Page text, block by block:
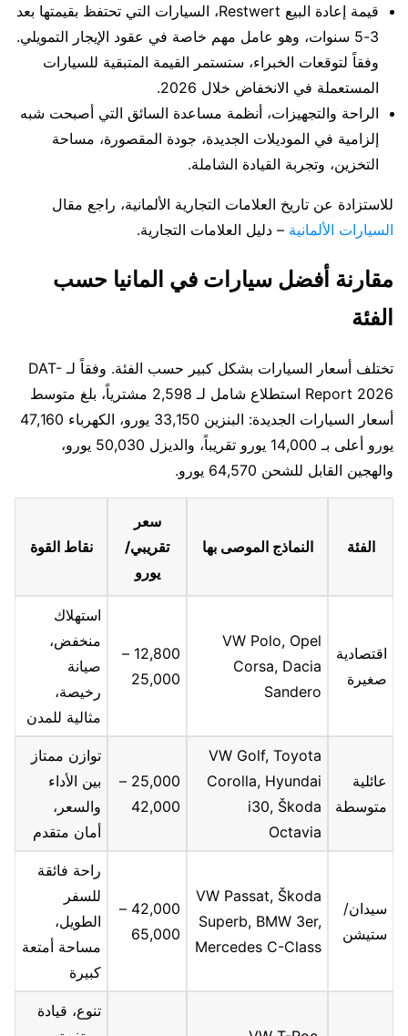
قيمة إعادة البيع Restwert، السيارات التي تحتفظ بقيمتها بعد
3-5 سنوات، وهو عامل مهم خاصة في عقود الإيجار التمويلي.
وفقاً لتوقعات الخبراء، ستستمر القيمة المتبقية للسيارات
المستعملة في الانخفاض خلال 2026.
الراحة والتجهيزات، أنظمة مساعدة السائق التي أصبحت شبه
إلزامية في الموديلات الجديدة، جودة المقصورة، مساحة
التخزين، وتجربة القيادة الشاملة.
للاستزادة عن تاريخ العلامات التجارية الألمانية، راجع مقال
السيارات الألمانية – دليل العلامات التجارية.
مقارنة أفضل سيارات في المانيا حسب
الفئة
تختلف أسعار السيارات بشكل كبير حسب الفئة. وفقاً لـ DAT-
Report 2026 استطلاع شامل لـ 2,598 مشترياً، بلغ متوسط
أسعار السيارات الجديدة: البنزين 33,150 يورو، الكهرباء 47,160
يورو أعلى بـ 14,000 يورو تقريباً، والديزل 50,030 يورو،
والهجين القابل للشحن 64,570 يورو.
الفئة النماذج الموصى بها
سعر
تقريبي/
يورو
نقاط القوة
اقتصادية
صغيرة
VW Polo, Opel
Corsa, Dacia
Sandero
12,800 –
25,000
استهلاك
منخفض،
صيانة
رخيصة،
مثالية للمدن
عائلية
متوسطة
VW Golf, Toyota
Corolla, Hyundai
i30, Škoda
Octavia
25,000 –
42,000
توازن ممتاز
بين الأداء
والسعر،
أمان متقدم
سيدان/
ستيشن
VW Passat, Škoda
Superb, BMW 3er,
Mercedes C-Class
42,000 –
65,000
راحة فائقة
للسفر
الطويل،
مساحة أمتعة
كبيرة
تنوع، قيادة